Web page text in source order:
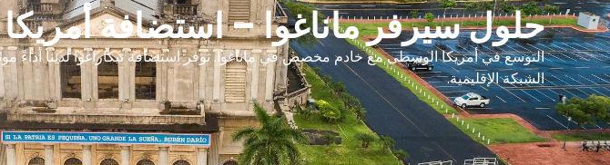
حلول سيرفر ماناغوا – استضافة
التوسع في أمريكا الوسطى مع خادم مخصص في ماناغوا. توفر استضافة نيكاراغوا لدينا أداءً
الشبكة الإقليمية.